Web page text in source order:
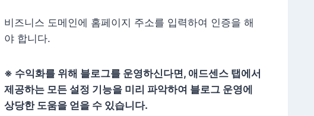
비즈니스 도메인에 홈페이지 주소를 입력하여 인증을 해
야 합니다.
※ 수익화를 위해 블로그를 운영하신다면, 애드센스 탭에서
제공하는 모든 설정 기능을 미리 파악하여 블로그 운영에
상당한 도움을 얻을 수 있습니다.